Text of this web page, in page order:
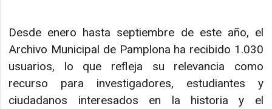
Desde enero hasta septiembre de este año, el
Archivo Municipal de Pamplona ha recibido 1.030
usuarios, lo que refleja su relevancia como
recurso para investigadores, estudiantes y
ciudadanos interesados en la historia y el